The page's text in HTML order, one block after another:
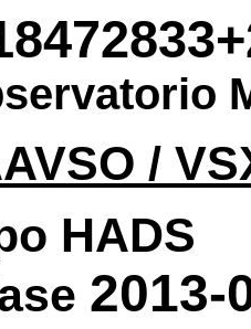
/
HADS
2013-